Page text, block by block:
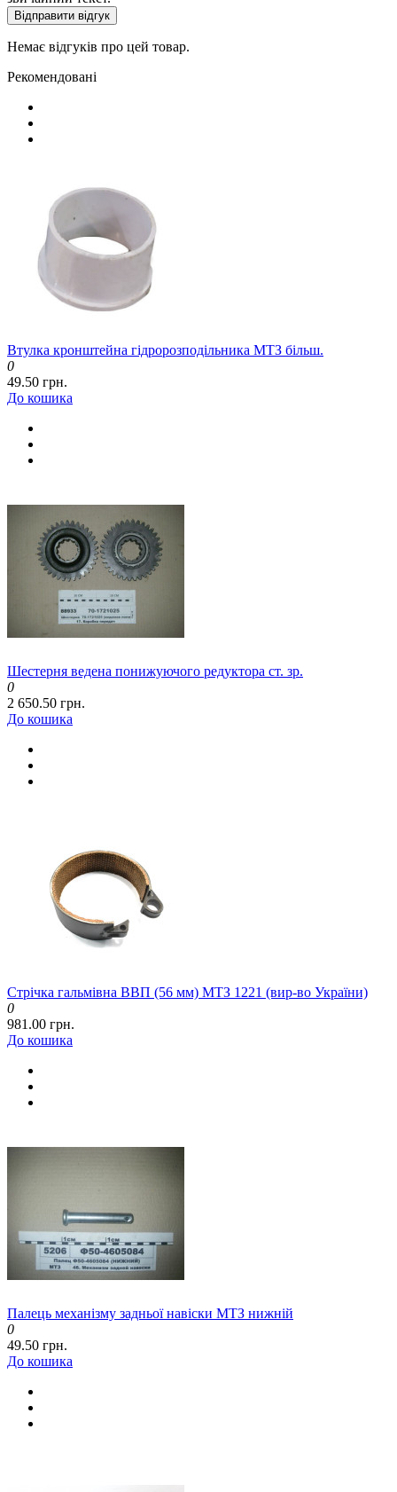
Відправити відгук
Немає відгуків про цей товар.
Рекомендовані
Втулка кронштейна гідророзподільника МТЗ більш.
0
49.50 грн.
До кошика
Шестерня ведена понижуючого редуктора ст. зр.
0
2 650.50 грн.
До кошика
Стрічка гальмівна ВВП (56 мм) МТЗ 1221 (вир-во України)
0
981.00 грн.
До кошика
Палець механізму задньої навіски МТЗ нижній
0
49.50 грн.
До кошика